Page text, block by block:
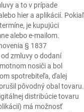
a to v prípade
hier a aplikácií. Pokiaľ
je kupujúci
alebo e-mailom.
§ 1837
zmluvy o dodaní
nosiči a bol
spotrebiteľa, ďalej
pôvodný obal tovaru.
distribúcie tovaru
má možnosť